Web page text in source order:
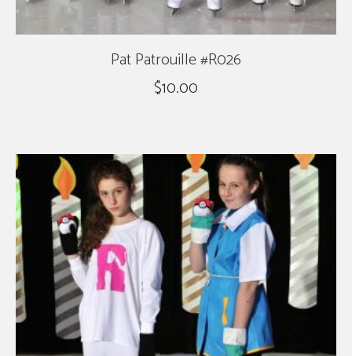
Pat Patrouille #R026
$10.00